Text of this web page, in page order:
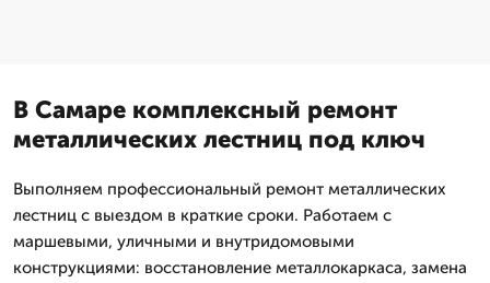
В Самаре комплексный ремонт
металлических лестниц под ключ
Выполняем профессиональный ремонт металлических
лестниц с выездом в краткие сроки. Работаем с
маршевыми, уличными и внутридомовыми
конструкциями: восстановление металлокаркаса, замена